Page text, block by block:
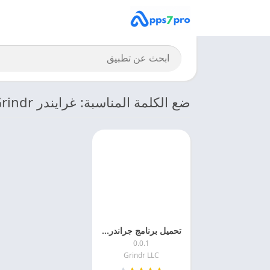
ضع الكلمة المناسبة: غرايندر Grindr
تحميل برنامج جراندر 2025 Grindr APK مجانا
0.0.1
Grindr LLC